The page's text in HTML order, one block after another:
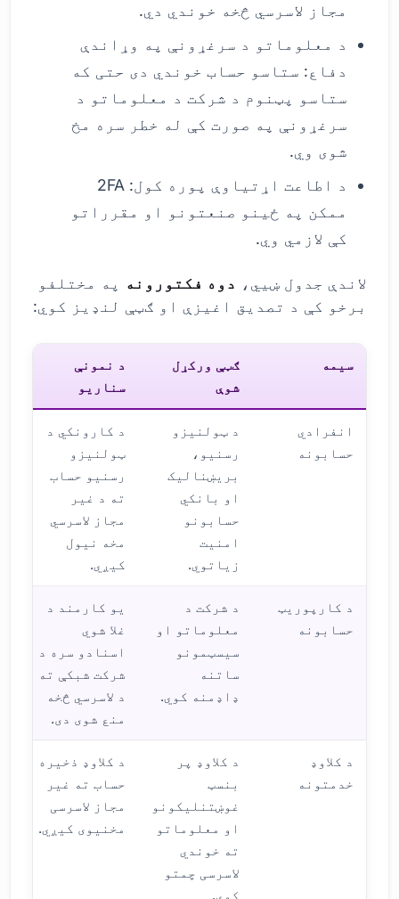
مجاز لاسرسي څخه خوندي دي.
د معلوماتو د سرغړونې په وړاندې
دفاع: ستاسو حساب خوندي دی حتی که
ستاسو پټنوم د شرکت د معلوماتو د
سرغړونې په صورت کې له خطر سره مخ
شوی وي.
د اطاعت اړتیاوې پوره کول: 2FA
ممکن په ځینو صنعتونو او مقرراتو
کې لازمي وي.
لاندې جدول ښیي، دوه فکتورونه
په مختلفو
برخو کې د تصدیق اغیزې او ګټې لنډیز کوي:
سیمه
ګټې ورکړل
شوې
د نمونې
سناریو
انفرادي
حسابونه
د ټولنیزو
رسنیو،
بریښنالیک
او بانکي
حسابونو
امنیت
زیاتوي.
د کارونکي د
ټولنیزو
رسنیو حساب
ته د غیر
مجاز لاسرسي
مخه نیول
کیږي.
د کارپوریټ
حسابونه
د شرکت د
معلوماتو او
سیسټمونو
ساتنه
ډاډمنه کوي.
یو کارمند د
غلا شوي
اسنادو سره د
شرکت شبکې ته
د لاسرسي څخه
منع شوی دی.
د کلاوډ
خدمتونه
د کلاوډ پر
بنسټ
غوښتنلیکونو
او معلوماتو
ته خوندي
لاسرسی چمتو
کوي.
د کلاوډ ذخیره
حساب ته غیر
مجاز لاسرسی
مخنیوی کیږي.